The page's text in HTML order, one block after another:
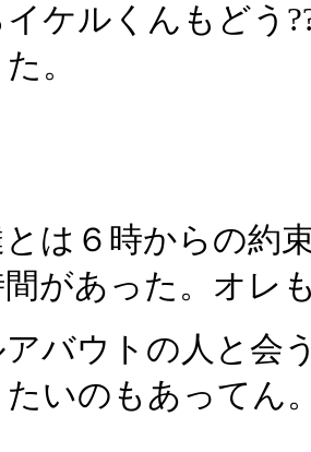
イケルくんもどう
。
は６時からの約
があった。オレ
バウトの人と会
いのもあってん